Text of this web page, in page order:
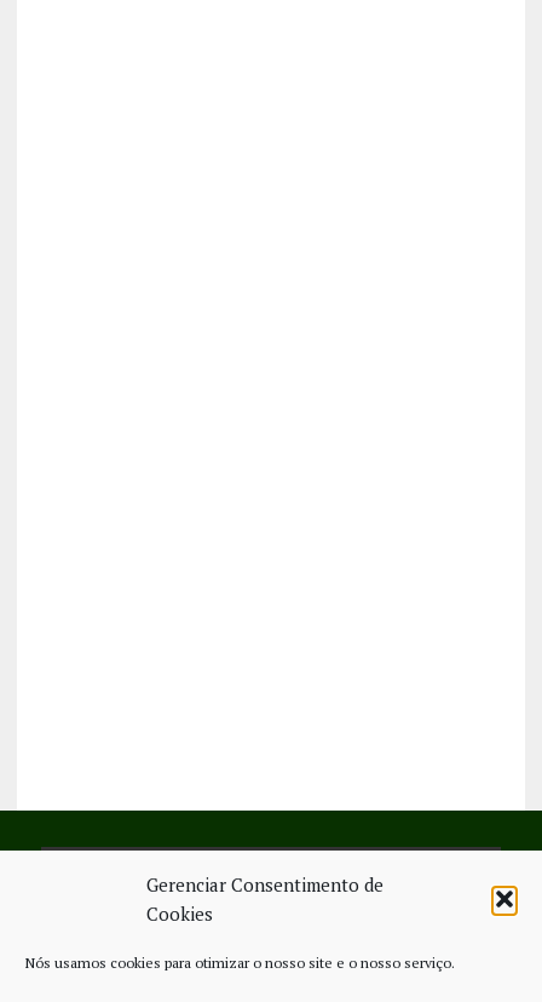
Gerenciar Consentimento de
Cookies
Nós usamos cookies para otimizar o nosso site e o nosso serviço.
SIGA-NOS NO FACEBOOK